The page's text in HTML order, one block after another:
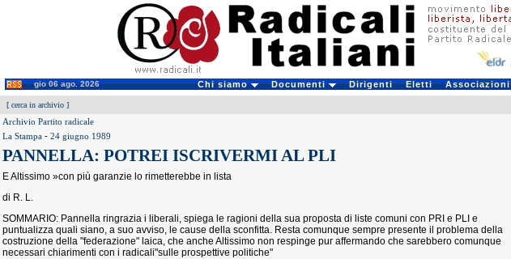
gio 06 ago. 2026 Chi siamo Documenti Dirigenti Eletti Associazioni
[ cerca in archivio ]
Archivio Partito radicale
La Stampa - 24 giugno 1989
PANNELLA: POTREI ISCRIVERMI AL PLI
E Altissimo »con più garanzie lo rimetterebbe in lista
di R. L.
SOMMARIO: Pannella ringrazia i liberali, spiega le ragioni della sua proposta di liste comuni con PRI e PLI e
puntualizza quali siano, a suo avviso, le cause della sconfitta. Resta comunque sempre presente il problema della
costruzione della "federazione" laica, che anche Altissimo non respinge pur affermando che sarebbero comunque
necessari chiarimenti con i radicali"sulle prospettive politiche"